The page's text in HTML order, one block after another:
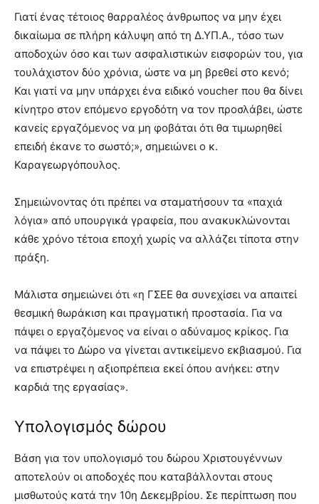
Γιατί ένας τέτοιος θαρραλέος άνθρωπος να μην έχει
δικαίωμα σε πλήρη κάλυψη από τη Δ.ΥΠ.Α., τόσο των
αποδοχών όσο και των ασφαλιστικών εισφορών του, για
τουλάχιστον δύο χρόνια, ώστε να μη βρεθεί στο κενό;
Και γιατί να μην υπάρχει ένα ειδικό voucher που θα δίνει
κίνητρο στον επόμενο εργοδότη να τον προσλάβει, ώστε
κανείς εργαζόμενος να μη φοβάται ότι θα τιμωρηθεί
επειδή έκανε το σωστό;», σημειώνει ο κ.
Καραγεωργόπουλος.
Σημειώνοντας ότι πρέπει να σταματήσουν τα «παχιά
λόγια» από υπουργικά γραφεία, που ανακυκλώνονται
κάθε χρόνο τέτοια εποχή χωρίς να αλλάζει τίποτα στην
πράξη.
Μάλιστα σημειώνει ότι «η ΓΣΕΕ θα συνεχίσει να απαιτεί
θεσμική θωράκιση και πραγματική προστασία. Για να
πάψει ο εργαζόμενος να είναι ο αδύναμος κρίκος. Για
να πάψει το Δώρο να γίνεται αντικείμενο εκβιασμού. Για
να επιστρέψει η αξιοπρέπεια εκεί όπου ανήκει: στην
καρδιά της εργασίας».
Υπολογισμός δώρου
Βάση για τον υπολογισμό του δώρου Χριστουγέννων
αποτελούν οι αποδοχές που καταβάλλονται στους
μισθωτούς κατά την 10η Δεκεμβρίου. Σε περίπτωση που